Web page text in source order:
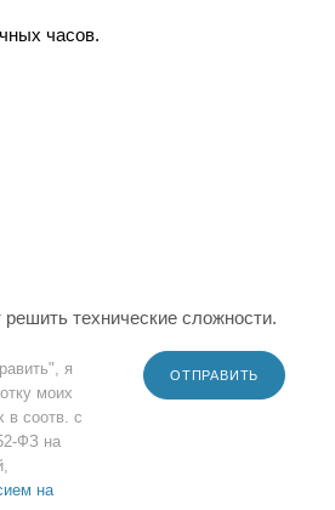
часов.
технические сложности.
я
моих
в соотв. с
ФЗ на
на
ОТПРАВИТЬ